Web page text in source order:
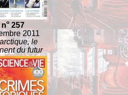
no257
2011
le
du futur